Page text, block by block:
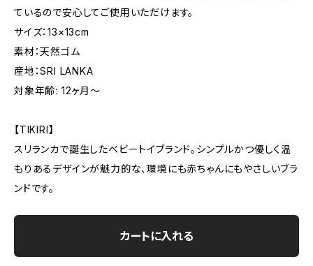
ているので安心してご使用いただけます。
サイズ：13×13cm
素材：天然ゴム
産地：SRI LANKA
対象年齢: 12ヶ月〜
【TIKIRI】
スリランカで誕生したベビートイブランド。シンプルかつ優しく温
もりあるデザインが魅力的な、環境にも赤ちゃんにもやさしいブラ
ンドです。
カートに入れる